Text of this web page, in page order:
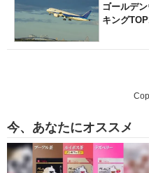
ゴールデ
キング
今、あなたにオススメ